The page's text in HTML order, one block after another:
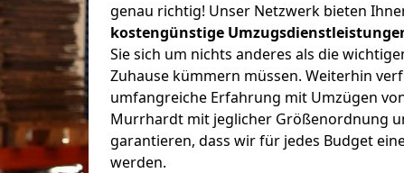
genau richtig! Unser Netzwerk bieten
kostengünstige
Sie sich um nichts anderes als die
Zuhause kümmern müssen. Weiterhin
umfangreiche Erfahrung mit Umzügen
Murrhardt mit jeglicher Größenordnung
garantieren, dass wir für jedes Budget
werden.